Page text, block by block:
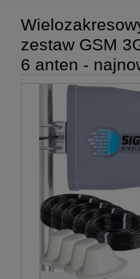
zestaw GSM
6 anten -